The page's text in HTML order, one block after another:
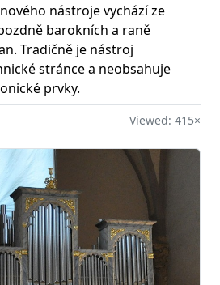
nástroje vychází ze
barokních a raně
Tradičně je nástroj
stránce a neobsahuje
prvky.
Viewed: 415×